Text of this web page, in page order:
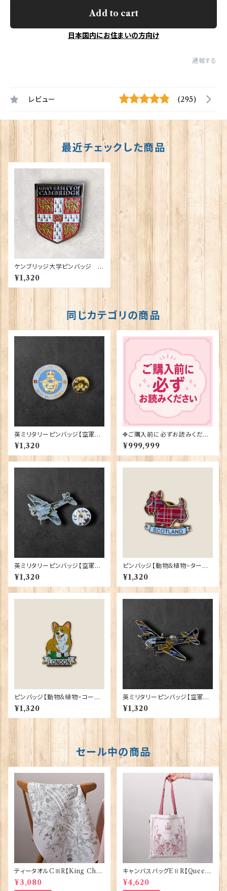
Add to cart
日本国内にお住まいの方向け
通報する
レビュー (295)
最近チェックした商品
ケンブリッジ大学ピンバッジ El
gate Products 90416
¥1,320
同じカテゴリの商品
英ミリタリーピンバッジ【空軍=
R.A.F Lest We Forget】Trad
ition 90043-M100
¥1,320
✥ご購入前に必ずお読みくださ
い✥
¥999,999
英ミリタリーピンバッジ【空軍=
Mosquito】Cadogan 90043
-XJKB12-52
¥1,320
ピンバッジ【動物&植物=タータ
ンスコティー】Tradition 9004
0-T1130
¥1,320
ピンバッジ【動物&植物=コーギ
ーロンドン】Tradition 90040
-T1335
¥1,320
英ミリタリーピンバッジ【空軍=B
lenheim】Cadogan 90043-X
JKB12-57
¥1,320
セール中の商品
ティータオルCⅢR【King Char
lesⅢ Coronation】Victoria
Eggs 50129
¥3,080
キャンバスバッグEⅡR【Queen
ElizabethⅡ Commemorativ
e】Victoria Eggs 90332
¥4,620